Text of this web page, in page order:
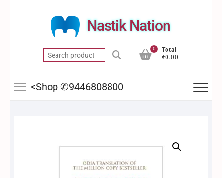
Nastik Nation
Search
for:
0
Total
₹0.00
<Shop ✆9446808800